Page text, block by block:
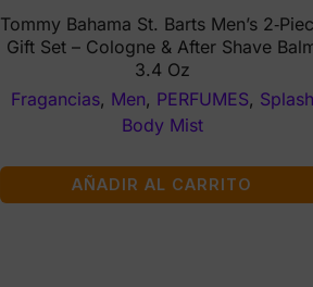
price
was:
$75.99.
price
is:
Tommy Bahama St. Barts Men’s
Gift Set – Cologne & After Shave
3.4 Oz
Fragancias, Men, PERFUMES, Splash
Body Mist
AÑADIR AL CARRITO